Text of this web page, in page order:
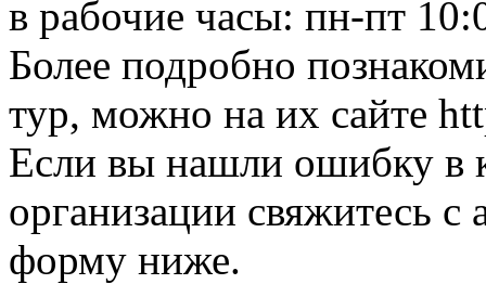
в рабочие часы: пн-пт
Более подробно
тур, можно на их сайте
Если вы нашли ошибку в
организации свяжитесь
форму ниже.